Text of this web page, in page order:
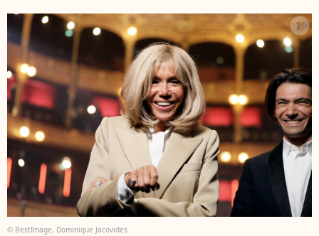
© BestImage, Dominique Jacovides